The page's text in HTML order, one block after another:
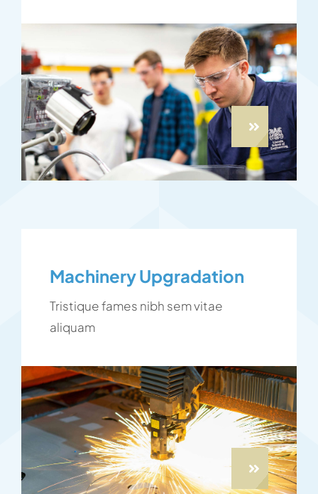
Machinery Upgradation
Tristique fames nibh sem vitae
aliquam